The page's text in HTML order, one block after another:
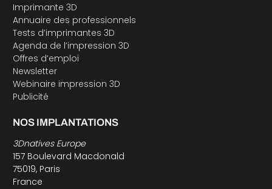
Imprimante 3D
Annuaire des professionnels
Tests d’imprimantes 3D
Agenda de l’impression 3D
Offres d’emploi
Newsletter
Webinaire impression 3D
Publicité
NOS IMPLANTATIONS
3Dnatives Europe
157 Boulevard Macdonald
75019, Paris
France